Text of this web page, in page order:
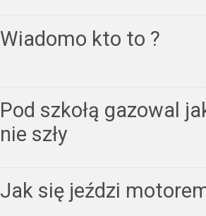
Wiadomo kto to ?
Pod szkołą gazowal
nie szły
Jak się jeździ